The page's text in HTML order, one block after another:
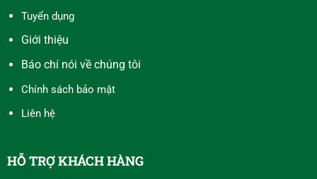
Tuyển dụng
Giới thiệu
Báo chí nói về chúng tôi
Chính sách bảo mật
Liên hệ
HỖ TRỢ KHÁCH HÀNG